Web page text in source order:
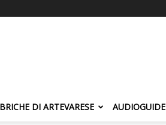
DI ARTEVARESE AUDIOGUIDE